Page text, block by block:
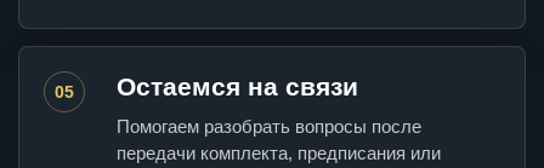
05 Остаемся на связи
Помогаем разобрать вопросы после
передачи комплекта, предписания или